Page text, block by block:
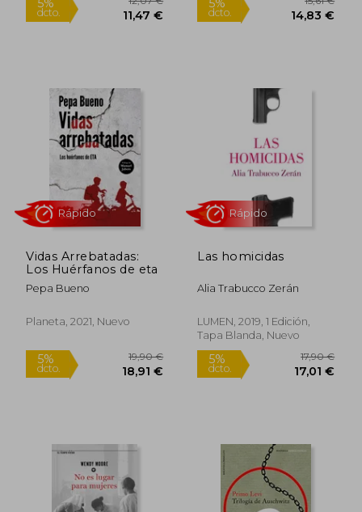
5%
dcto. 10,40 € dcto.
Vidas Arrebatadas:
Los Huérfanos de eta
Pepa Bueno
Planeta, 2021, Nuevo
Las homicidas
Alia Trabucco Zerán
LUMEN, 2019, 1 Edición,
Tapa Blanda, Nuevo